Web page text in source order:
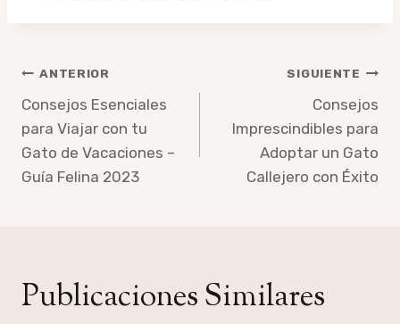
Navegación
de
entradas
ANTERIOR
Consejos Esenciales
para Viajar con tu
Gato de Vacaciones –
Guía Felina 2023
SIGUIENTE
Consejos
Imprescindibles para
Adoptar un Gato
Callejero con Éxito
Publicaciones Similares